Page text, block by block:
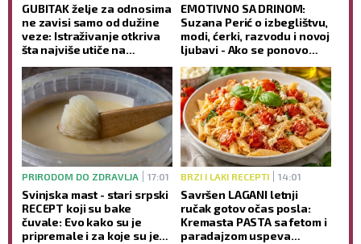
GUBITAK želje za odnosima
ne zavisi samo od dužine
veze: Istraživanje otkriva
šta najviše utiče na
EMOTIVNO SA DRINOM:
Suzana Perić o izbeglištvu,
modi, ćerki, razvodu i novoj
ljubavi - Ako se ponovo
(VIDEO)
PRIRODOM DO ZDRAVLJA 17:01
Svinjska mast - stari srpski
RECEPT koji su bake
čuvale: Evo kako su je
pripremale i za koje su je
BRZI I LAKI RECEPTI 14:01
Savršen LAGANI letnji
ručak gotov očas posla:
Kremasta PASTA sa fetom i
paradajzom uspeva